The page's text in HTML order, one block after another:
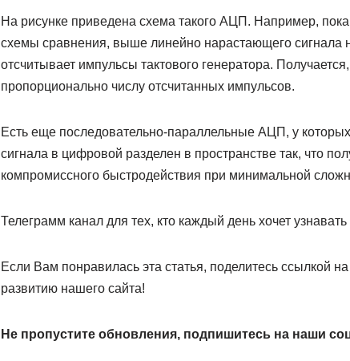
На рисунке приведена схема такого АЦП. Например,
схемы сравнения, выше линейно нарастающего сигнала
отсчитывает импульсы тактового генератора.
пропорционально числу отсчитанных импульсов.
Есть еще последовательно-параллельные АЦП, у
сигнала в цифровой разделен в пространстве так, что
компромиссного быстродействия при минимальной
Телеграмм канал для тех, кто каждый день хочет
Если Вам понравилась эта статья, поделитесь ссылкой
развитию нашего сайта!
Не пропустите обновления, подпишитесь на наши